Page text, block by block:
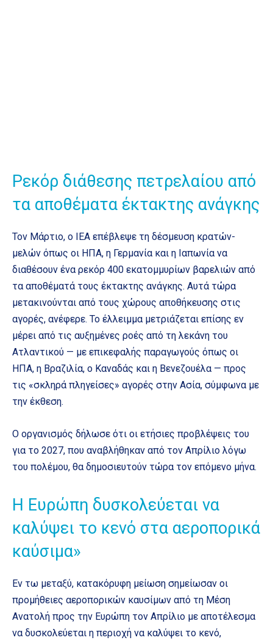
Ρεκόρ διάθεσης πετρελαίου από
τα αποθέματα έκτακτης ανάγκης
Τον Μάρτιο, ο IEA επέβλεψε τη δέσμευση κρατών-
μελών όπως οι ΗΠΑ, η Γερμανία και η Ιαπωνία να
διαθέσουν ένα ρεκόρ 400 εκατομμυρίων βαρελιών από
τα αποθέματά τους έκτακτης ανάγκης. Αυτά τώρα
μετακινούνται από τους χώρους αποθήκευσης στις
αγορές, ανέφερε. Το έλλειμμα μετριάζεται επίσης εν
μέρει από τις αυξημένες ροές από τη λεκάνη του
Ατλαντικού — με επικεφαλής παραγωγούς όπως οι
ΗΠΑ, η Βραζιλία, ο Καναδάς και η Βενεζουέλα — προς
τις «σκληρά πληγείσες» αγορές στην Ασία, σύμφωνα με
την έκθεση.
Ο οργανισμός δήλωσε ότι οι ετήσιες προβλέψεις του
για το 2027, που αναβλήθηκαν από τον Απρίλιο λόγω
του πολέμου, θα δημοσιευτούν τώρα τον επόμενο μήνα.
Η Ευρώπη δυσκολεύεται να
καλύψει το κενό στα αεροπορικά
καύσιμα»
Εν τω μεταξύ, κατακόρυφη μείωση σημείωσαν οι
προμήθειες αεροπορικών καυσίμων από τη Μέση
Ανατολή προς την Ευρώπη τον Απρίλιο με αποτέλεσμα
να δυσκολεύεται η περιοχή να καλύψει το κενό,